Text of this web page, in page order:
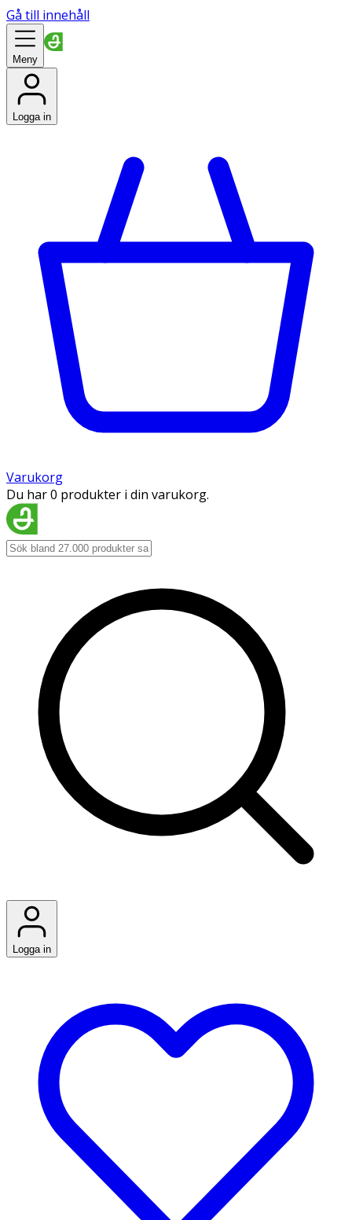
Gå till innehåll
Meny
Logga in
Varukorg
Du har 0 produkter i din varukorg.
Logga in